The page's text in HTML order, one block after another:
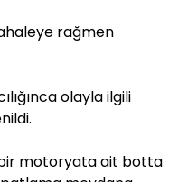
rağmen
olayla ilgili
motoryata ait botta